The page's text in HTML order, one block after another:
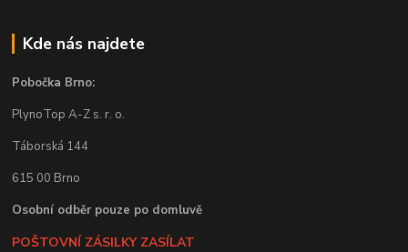
Kde nás najdete
Pobočka Brno:
PlynoTop A-Z s. r. o.
Táborská 144
615 00 Brno
Osobní odběr pouze po domluvě
POŠTOVNÍ ZÁSILKY ZASÍLAT